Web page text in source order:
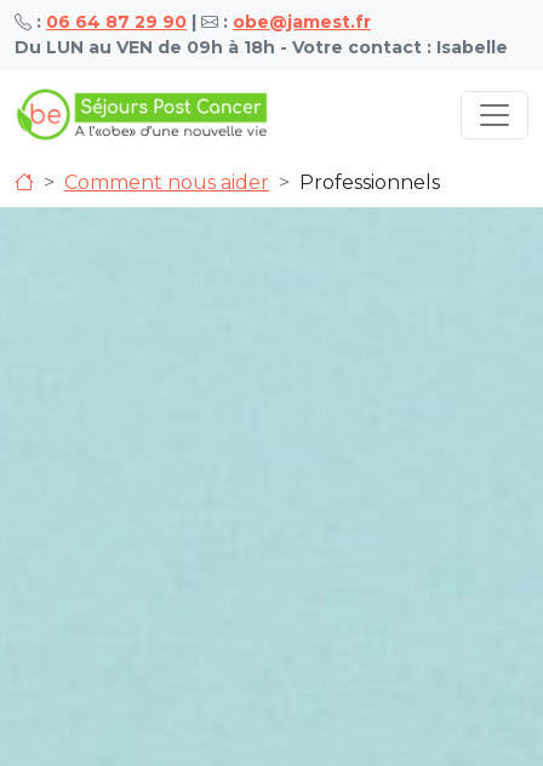
: 06 64 87 29 90 | : obe@jamest.fr
Du LUN au VEN de 09h à 18h - Votre contact : Isabelle
Comment nous aider Professionnels